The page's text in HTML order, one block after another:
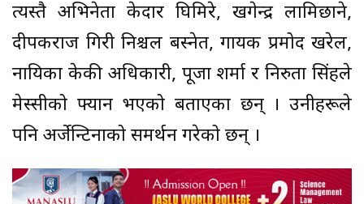
त्यस्तै अभिनेता केदार घिमिरे, खगेन्द्र लामिछाने,
दीपकराज गिरी निश्चल बस्नेत, गायक प्रमोद खरेल,
नायिका केकी अधिकारी, पूजा शर्मा र निरुता सिंहले
मेस्सीको फ्यान भएको बताएका छन् । उनीहरूले
पनि अर्जेन्टिनाको समर्थन गरेको छन् ।